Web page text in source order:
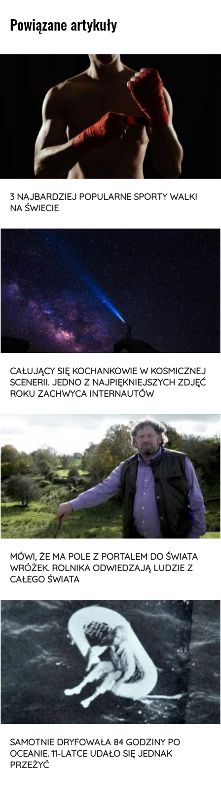
Powiązane artykuły
3 NAJBARDZIEJ POPULARNE SPORTY WALKI
NA ŚWIECIE
CAŁUJĄCY SIĘ KOCHANKOWIE W KOSMICZNEJ
SCENERII. JEDNO Z NAJPIĘKNIEJSZYCH ZDJĘĆ
ROKU ZACHWYCA INTERNAUTÓW
MÓWI, ŻE MA POLE Z PORTALEM DO ŚWIATA
WRÓŻEK. ROLNIKA ODWIEDZAJĄ LUDZIE Z
CAŁEGO ŚWIATA
SAMOTNIE DRYFOWAŁA 84 GODZINY PO
OCEANIE. 11-LATCE UDAŁO SIĘ JEDNAK
PRZEŻYĆ